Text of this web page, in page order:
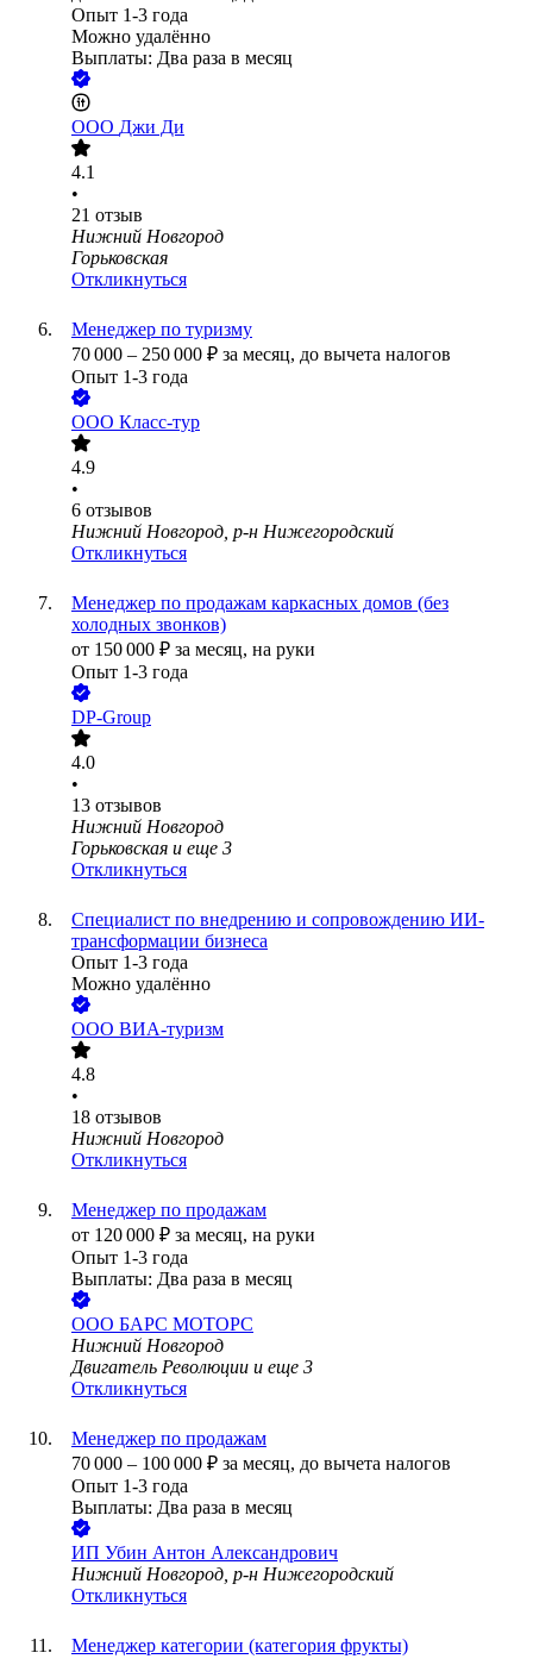
Опыт 1-3 года
Можно удалённо
Выплаты: Два раза в месяц
ООО Джи Ди
4.1
•
21 отзыв
Нижний Новгород
Горьковская
Откликнуться
Менеджер по туризму
70 000 – 250 000 ₽ за месяц, до вычета налогов
Опыт 1-3 года
ООО Класс-тур
4.9
•
6 отзывов
Нижний Новгород, р-н Нижегородский
Откликнуться
Менеджер по продажам каркасных домов (без
холодных звонков)
от 150 000 ₽ за месяц, на руки
Опыт 1-3 года
DP-Group
4.0
•
13 отзывов
Нижний Новгород
Горьковская и еще 3
Откликнуться
Специалист по внедрению и сопровождению ИИ-
трансформации бизнеса
Опыт 1-3 года
Можно удалённо
ООО ВИА-туризм
4.8
•
18 отзывов
Нижний Новгород
Откликнуться
Менеджер по продажам
от 120 000 ₽ за месяц, на руки
Опыт 1-3 года
Выплаты: Два раза в месяц
ООО БАРС МОТОРС
Нижний Новгород
Двигатель Революции и еще 3
Откликнуться
Менеджер по продажам
70 000 – 100 000 ₽ за месяц, до вычета налогов
Опыт 1-3 года
Выплаты: Два раза в месяц
ИП Убин Антон Александрович
Нижний Новгород, р-н Нижегородский
Откликнуться
Менеджер категории (категория фрукты)